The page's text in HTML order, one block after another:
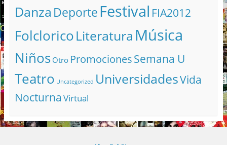
Danza DeporteFestival FIA2012
FolcloricoLiteratura Música
Niños Otro PromocionesSemana U
Teatro Uncategorized UniversidadesVida
Nocturna Virtual